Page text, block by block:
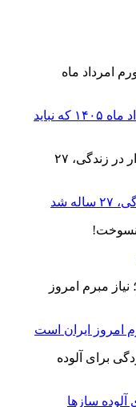
دو نکته مهم در تحلیل نرخ تورم امرداد ماه ۱۴۰۵ که نباید
شد
امروز ایران است
آلوده سازها